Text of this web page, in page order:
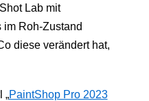
Lab mit
im Roh-Zustand
diese verändert hat,
„PaintShop Pro 2023